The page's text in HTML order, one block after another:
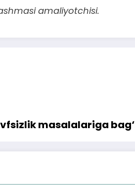
amaliyotchisi.
masalalariga